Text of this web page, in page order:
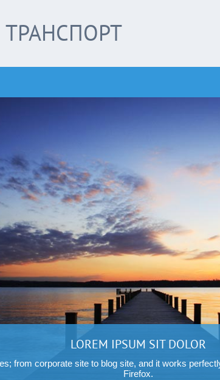
LOREM IPSUM SIT DOLOR
from corporate site to blog site, and it works
Firefox.